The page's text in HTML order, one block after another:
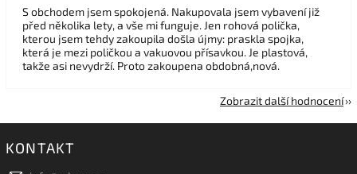
S obchodem jsem spokojená. Nakupovala jsem vybavení již
před několika lety, a vše mi funguje. Jen rohová polička,
kterou jsem tehdy zakoupila došla újmy: praskla spojka,
která je mezi poličkou a vakuovou přísavkou. Je plastová,
takže asi nevydrží. Proto zakoupena obdobná,nová.
Zobrazit další hodnocení
KONTAKT